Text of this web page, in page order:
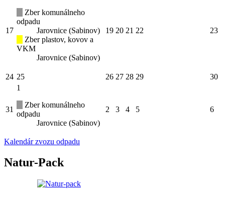
17
Zber komunálneho
odpadu
Jarovnice (Sabinov)
Zber plastov, kovov a
VKM
Jarovnice (Sabinov)
19 20 21 22 23
24 25 26 27 28 29 30
31
1
Zber komunálneho
odpadu
Jarovnice (Sabinov)
2 3 4 5 6
Kalendár zvozu odpadu
Natur-Pack